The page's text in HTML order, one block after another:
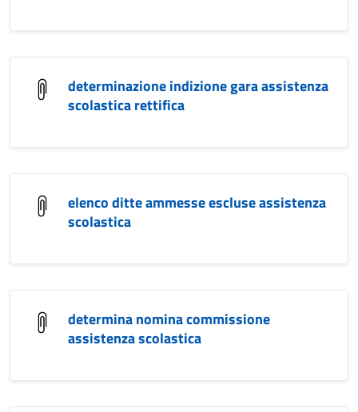
determinazione indizione gara assistenza
scolastica rettifica
elenco ditte ammesse escluse assistenza
scolastica
determina nomina commissione
assistenza scolastica